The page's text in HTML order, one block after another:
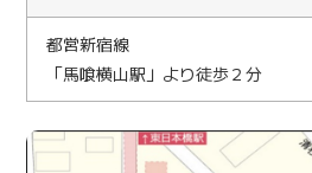
都営新宿線
「馬喰横山駅」より徒歩２分